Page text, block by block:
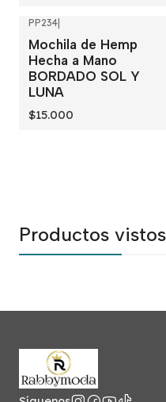
PP234|
Mochila de Hemp
Hecha a Mano
BORDADO SOL Y
LUNA
$15.000
Productos